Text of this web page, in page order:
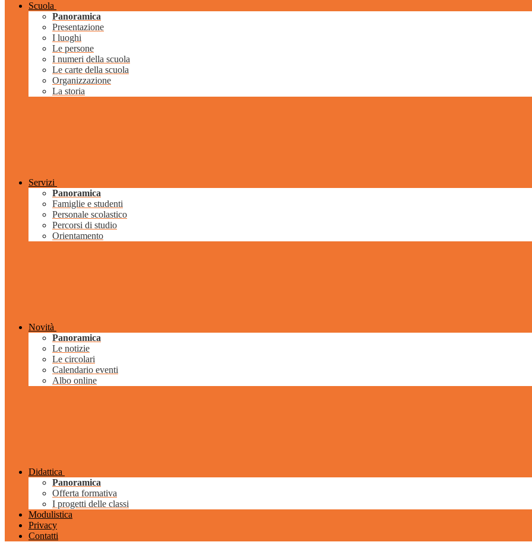
Scuola
Panoramica
Presentazione
I luoghi
Le persone
I numeri della scuola
Le carte della scuola
Organizzazione
La storia
Servizi
Panoramica
Famiglie e studenti
Personale scolastico
Percorsi di studio
Orientamento
Novità
Panoramica
Le notizie
Le circolari
Calendario eventi
Albo online
Didattica
Panoramica
Offerta formativa
I progetti delle classi
Modulistica
Privacy
Contatti